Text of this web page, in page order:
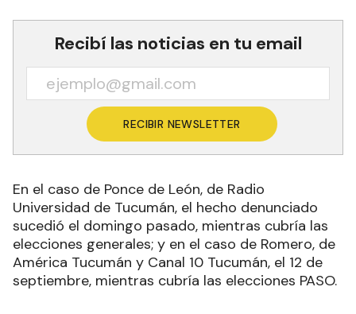
Recibí las noticias en tu email
RECIBIR NEWSLETTER
En el caso de Ponce de León, de Radio
Universidad de Tucumán, el hecho denunciado
sucedió el domingo pasado, mientras cubría las
elecciones generales; y en el caso de Romero, de
América Tucumán y Canal 10 Tucumán, el 12 de
septiembre, mientras cubría las elecciones PASO.